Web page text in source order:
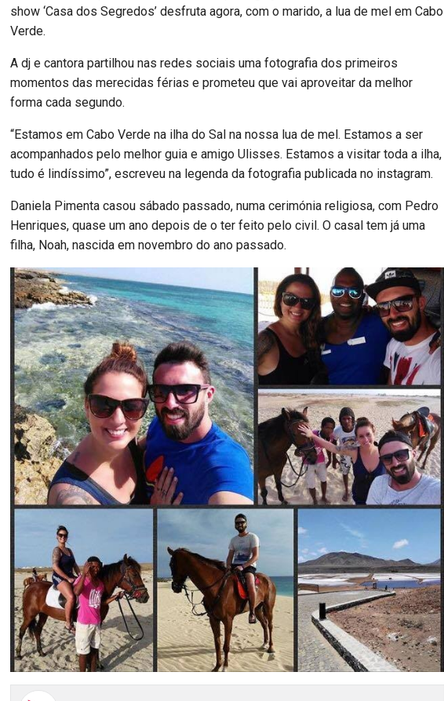
show ‘Casa dos Segredos’ desfruta agora, com o marido, a lua de mel em Cabo
Verde.
A dj e cantora partilhou nas redes sociais uma fotografia dos primeiros
momentos das merecidas férias e prometeu que vai aproveitar da melhor
forma cada segundo.
“Estamos em Cabo Verde na ilha do Sal na nossa lua de mel. Estamos a ser
acompanhados pelo melhor guia e amigo Ulisses. Estamos a visitar toda a ilha,
tudo é lindíssimo”, escreveu na legenda da fotografia publicada no instagram.
Daniela Pimenta casou sábado passado, numa cerimónia religiosa, com Pedro
Henriques, quase um ano depois de o ter feito pelo civil. O casal tem já uma
filha, Noah, nascida em novembro do ano passado.